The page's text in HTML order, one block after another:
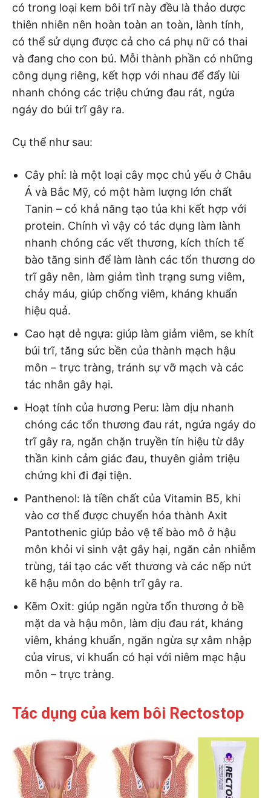
có trong loại kem bôi trĩ này đều là thảo dược
thiên nhiên nên hoàn toàn an toàn, lành tính,
có thể sử dụng được cả cho cá phụ nữ có thai
và đang cho con bú. Mỗi thành phần có những
công dụng riêng, kết hợp với nhau để đẩy lùi
nhanh chóng các triệu chứng đau rát, ngứa
ngáy do búi trĩ gây ra.
Cụ thể như sau:
Cây phỉ: là một loại cây mọc chủ yếu ở Châu
Á và Bắc Mỹ, có một hàm lượng lớn chất
Tanin – có khả năng tạo tủa khi kết hợp với
protein. Chính vì vậy có tác dụng làm lành
nhanh chóng các vết thương, kích thích tế
bào tăng sinh để làm lành các tổn thương do
trĩ gây nên, làm giảm tình trạng sưng viêm,
chảy máu, giúp chống viêm, kháng khuẩn
hiệu quả.
Cao hạt dẻ ngựa: giúp làm giảm viêm, se khít
búi trĩ, tăng sức bền của thành mạch hậu
môn – trực tràng, tránh sự vỡ mạch và các
tác nhân gây hại.
Hoạt tính của hương Peru: làm dịu nhanh
chóng các tổn thương đau rát, ngứa ngáy do
trĩ gây ra, ngăn chặn truyền tín hiệu từ dây
thần kinh cảm giác đau, thuyên giảm triệu
chứng khi đi đại tiện.
Panthenol: là tiền chất của Vitamin B5, khi
vào cơ thể được chuyển hóa thành Axit
Pantothenic giúp bảo vệ tế bào mô ở hậu
môn khỏi vi sinh vật gây hại, ngăn cản nhiễm
trùng, tái tạo các vết thương và các nếp nứt
kẽ hậu môn do bệnh trĩ gây ra.
Kẽm Oxit: giúp ngăn ngừa tổn thương ở bề
mặt da và hậu môn, làm dịu đau rát, kháng
viêm, kháng khuẩn, ngăn ngừa sự xâm nhập
của virus, vi khuẩn có hại với niêm mạc hậu
môn – trực tràng.
Tác dụng của kem bôi Rectostop